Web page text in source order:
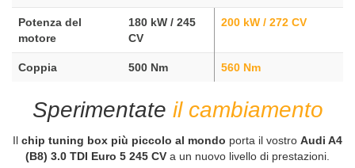
Potenza del
motore
180 kW / 245
CV
200 kW / 272 CV
Coppia 500 Nm 560 Nm
Sperimentate il cambiamento
Il chip tuning box più piccolo al mondo porta il vostro Audi A4
(B8) 3.0 TDI Euro 5 245 CV a un nuovo livello di prestazioni.